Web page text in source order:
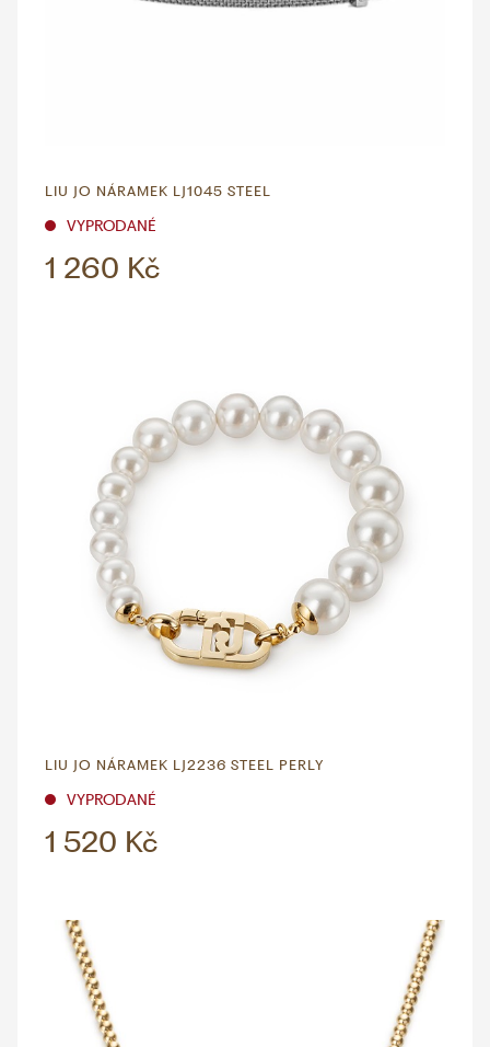
LIU JO NÁRAMEK LJ1045 STEEL
VYPRODANÉ
1 260 Kč
LIU JO NÁRAMEK LJ2236 STEEL PERLY
VYPRODANÉ
1 520 Kč